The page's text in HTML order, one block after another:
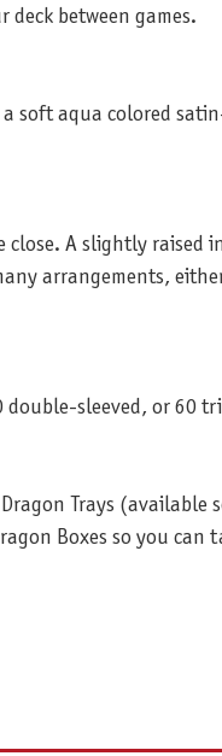
deck between games.
soft aqua colored
A slightly raised
arrangements,
sleeved, or 60
Trays
Boxes so you can